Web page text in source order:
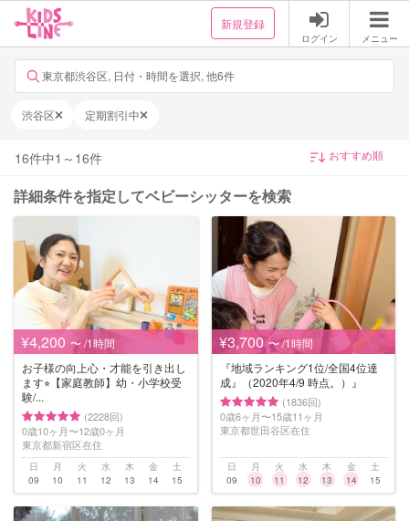
新規登録
ログイン メニュー
東京都渋谷区, 日付・時間を選択, 他6件
渋谷区 定期割引中
16件中1 ～ 16件
詳細条件を指定してベビーシッターを検索
¥4,200 〜 /1時間
お子様の向上心・才能を引き出し
ます⭐︎【家庭教師】幼・小学校受
験/...
(2228回)
0歳10ヶ月〜12歳0ヶ月
東京都新宿区在住
日
09
月
10
火
11
水
12
木
13
金
14
土
15
¥3,700 〜 /1時間
『地域ランキング1位/全国4位達
成』（2020年4/9 時点。）』
(1836回)
0歳6ヶ月〜15歳11ヶ月
東京都世田谷区在住
日
09
月
10
火
11
水
12
木
13
金
14
土
15